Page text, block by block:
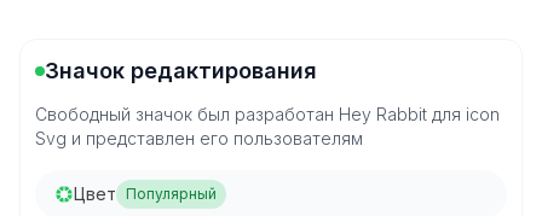
Значок редактирования
Свободный значок был разработан Hey Rabbit для icon
Svg и представлен его пользователям
Цвет Популярный